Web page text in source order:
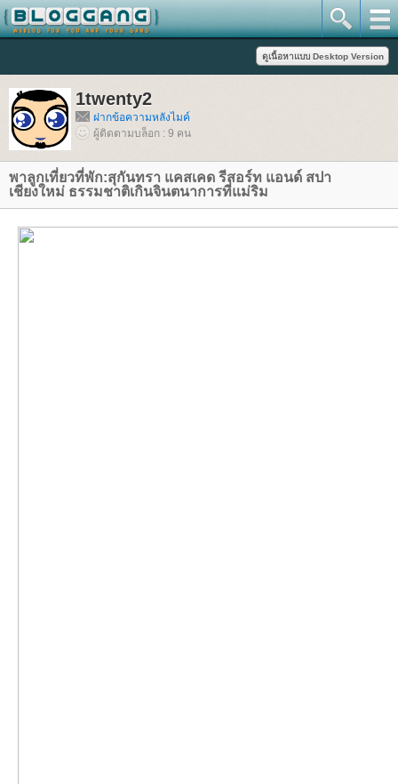
1twenty2
ฝากข้อความหลังไมค์
ผู้ติดตามบล็อก : 9 คน
พาลูกเที่ยวที่พัก:สุกันทรา แคสเคด รีสอร์ท แอนด์ สปา
เชียงใหม่ ธรรมชาติเกินจินตนาการที่แม่ริม